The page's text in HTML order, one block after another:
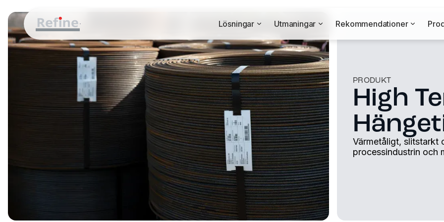
Lösningar Utmaningar Rekommendationer
PRODUKT
High
Värmetåligt, slitstarkt
processindustrin och